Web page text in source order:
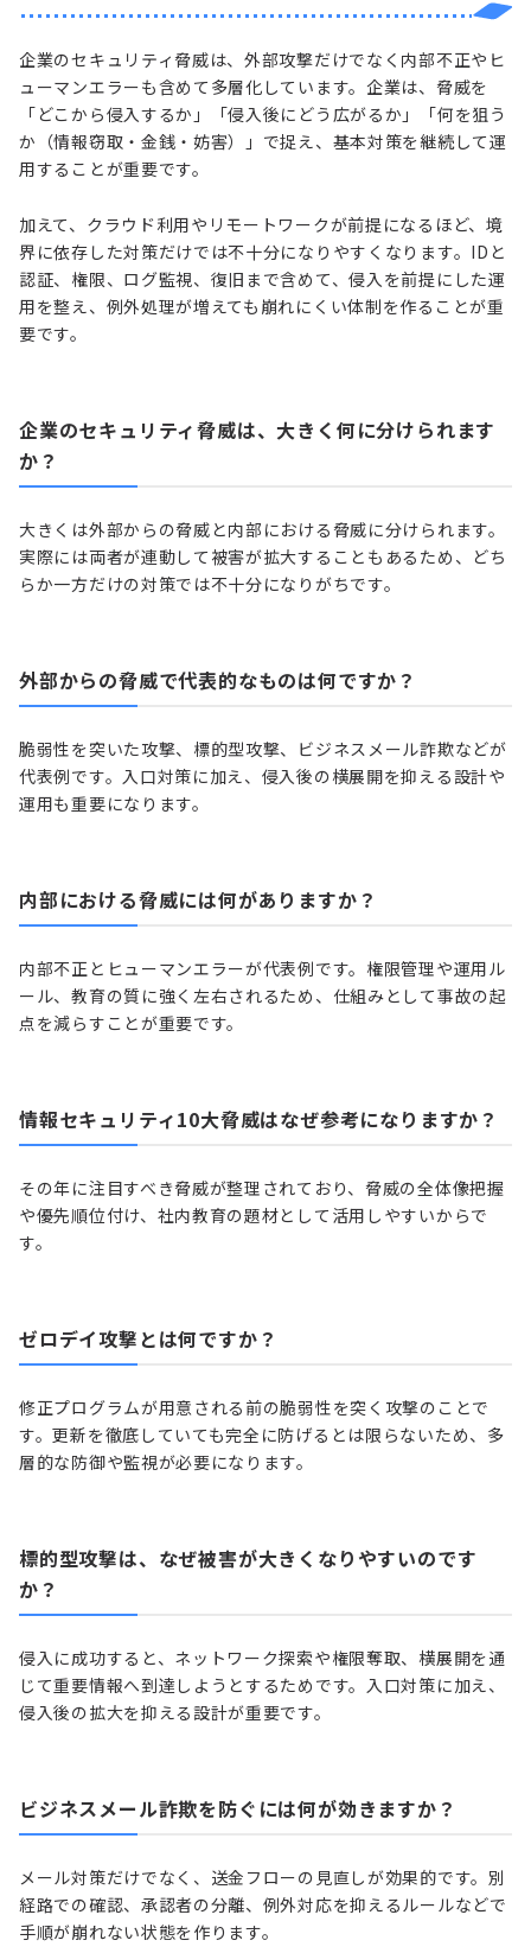
企業のセキュリティ脅威は、外部攻撃だけでなく内部不正やヒ
ューマンエラーも含めて多層化しています。企業は、脅威を
「どこから侵入するか」「侵入後にどう広がるか」「何を狙う
か（情報窃取・金銭・妨害）」で捉え、基本対策を継続して運
用することが重要です。
加えて、クラウド利用やリモートワークが前提になるほど、境
界に依存した対策だけでは不十分になりやすくなります。IDと
認証、権限、ログ監視、復旧まで含めて、侵入を前提にした運
用を整え、例外処理が増えても崩れにくい体制を作ることが重
要です。
企業のセキュリティ脅威は、大きく何に分けられます
か？
大きくは外部からの脅威と内部における脅威に分けられます。
実際には両者が連動して被害が拡大することもあるため、どち
らか一方だけの対策では不十分になりがちです。
外部からの脅威で代表的なものは何ですか？
脆弱性を突いた攻撃、標的型攻撃、ビジネスメール詐欺などが
代表例です。入口対策に加え、侵入後の横展開を抑える設計や
運用も重要になります。
内部における脅威には何がありますか？
内部不正とヒューマンエラーが代表例です。権限管理や運用ル
ール、教育の質に強く左右されるため、仕組みとして事故の起
点を減らすことが重要です。
情報セキュリティ10大脅威はなぜ参考になりますか？
その年に注目すべき脅威が整理されており、脅威の全体像把握
や優先順位付け、社内教育の題材として活用しやすいからで
す。
ゼロデイ攻撃とは何ですか？
修正プログラムが用意される前の脆弱性を突く攻撃のことで
す。更新を徹底していても完全に防げるとは限らないため、多
層的な防御や監視が必要になります。
標的型攻撃は、なぜ被害が大きくなりやすいのです
か？
侵入に成功すると、ネットワーク探索や権限奪取、横展開を通
じて重要情報へ到達しようとするためです。入口対策に加え、
侵入後の拡大を抑える設計が重要です。
ビジネスメール詐欺を防ぐには何が効きますか？
メール対策だけでなく、送金フローの見直しが効果的です。別
経路での確認、承認者の分離、例外対応を抑えるルールなどで
手順が崩れない状態を作ります。